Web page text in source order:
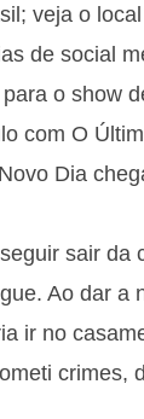
veja o
de social
o show
com O
Dia
sair da
Ao dar a
ir no
crimes,